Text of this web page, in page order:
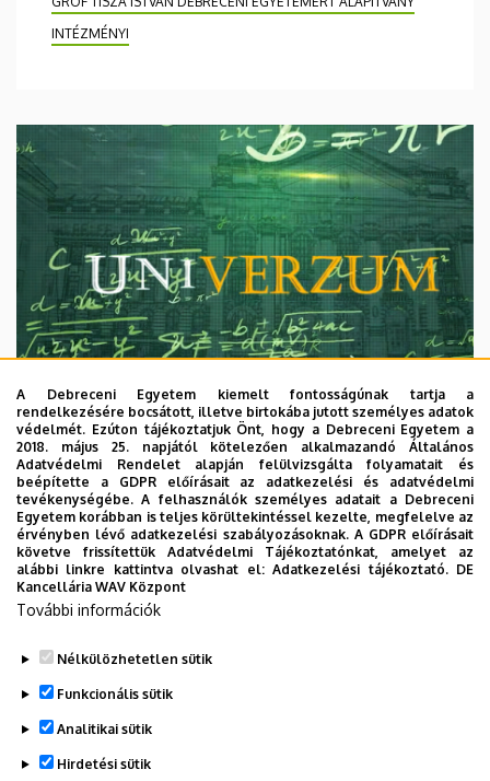
INTÉZMÉNYI
2026. augusztus 7.
Univerzum: A Debreceni Egyetem
titkos receptjei
KUTATÁS TUDOMÁNY
A Debreceni Egyetem kiemelt fontosságúnak tartja a
rendelkezésére bocsátott, illetve birtokába jutott személyes adatok
védelmét. Ezúton tájékoztatjuk Önt, hogy a Debreceni Egyetem a
2018. május 25. napjától kötelezően alkalmazandó Általános
Adatvédelmi Rendelet alapján felülvizsgálta folyamatait és
beépítette a GDPR előírásait az adatkezelési és adatvédelmi
tevékenységébe. A felhasználók személyes adatait a Debreceni
Egyetem korábban is teljes körültekintéssel kezelte, megfelelve az
érvényben lévő adatkezelési szabályozásoknak. A GDPR előírásait
követve frissítettük Adatvédelmi Tájékoztatónkat, amelyet az
alábbi linkre kattintva olvashat el:Adatkezelési tájékoztató. DE
Kancellária WAV Központ
További információk
Nélkülözhetetlen sütik
Funkcionális sütik
Analitikai sütik
Hirdetési sütik